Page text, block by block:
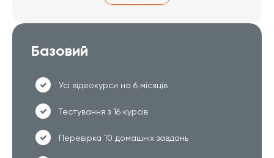
Базовий
Усі відеокурси на 6 місяців
Тестування з 16 курсів
Перевірка 10 домашніх завдань